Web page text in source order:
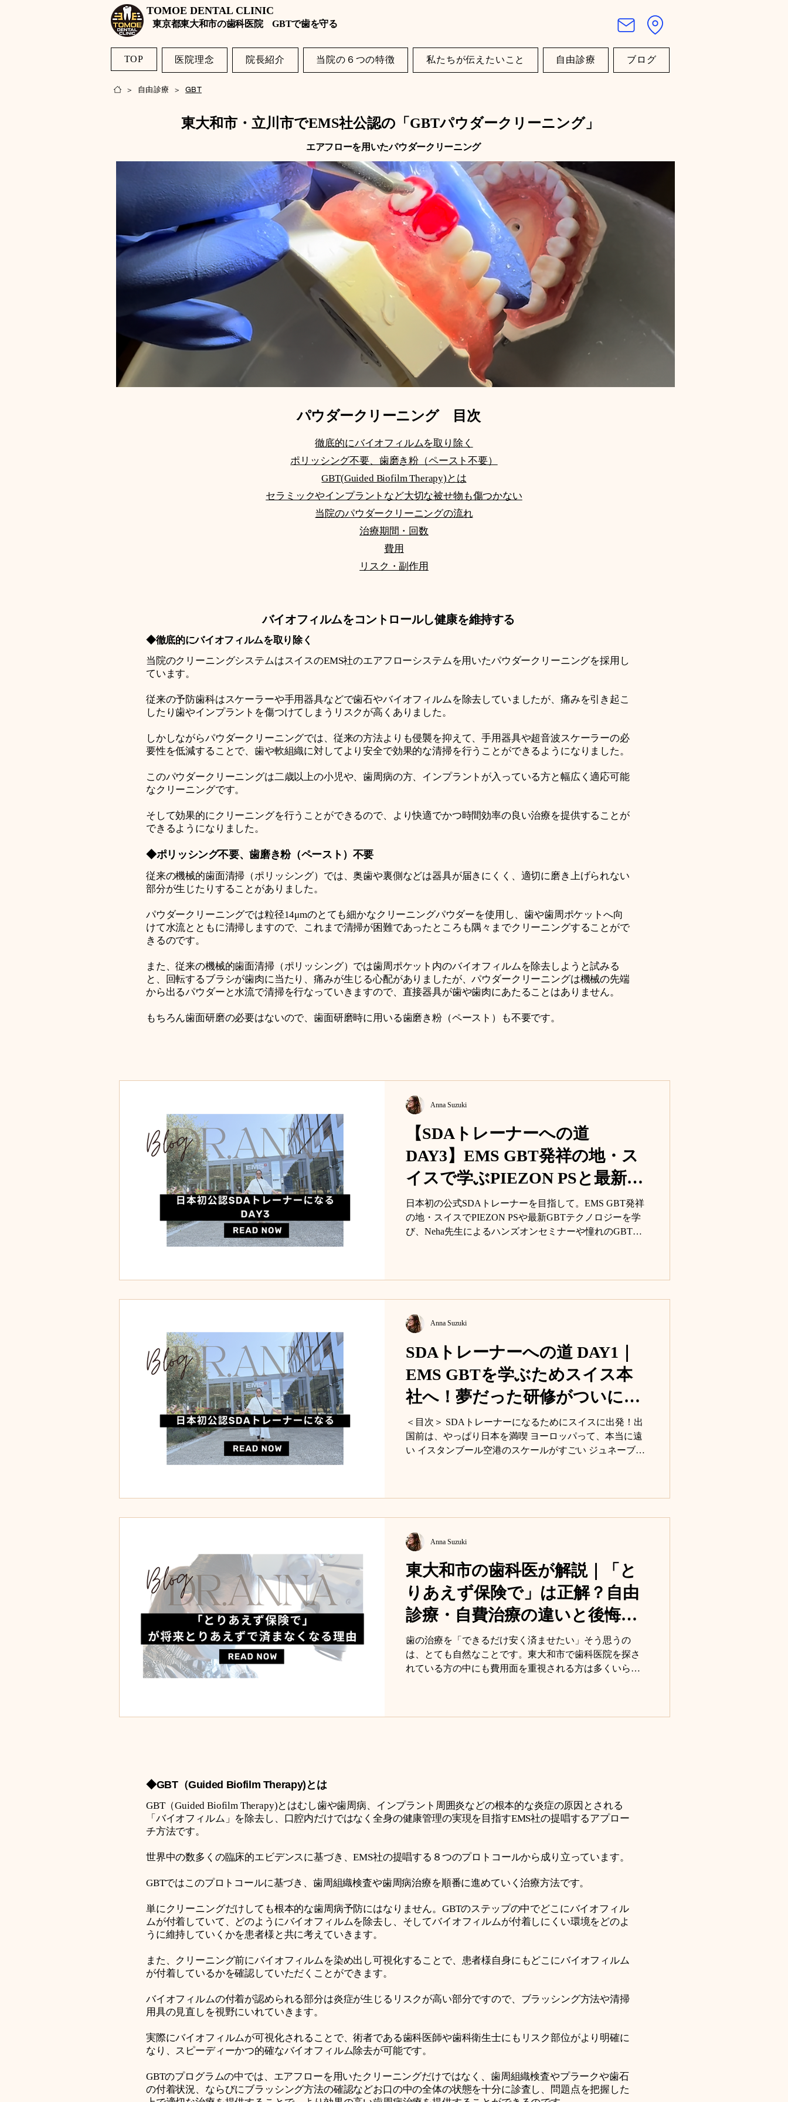
TOMOE DENTAL CLINIC
​東京都東大和市の歯科医院 GBTで歯を守る
TOP 医院理念 院長紹介 当院の６つの特徴 私たちが伝えたいこと 自由診療 ブログ
< Back
東大和市・立川市でEMS社公認の「GBTパウダークリーニング」
エアフローを用いたパウダークリーニング
パウダークリーニング 目次
徹底的にバイオフィルムを取り除く
ポリッシング不要、歯磨き粉（ペースト不要）
GBT(Guided Biofilm Therapy)とは
​セラミックやインプラントなど大切な被せ物も傷つかない
当院のパウダークリーニングの流れ
治療期間・回数
費用
​リスク・副作用
バイオフィルムをコントロールし健康を維持する
◆徹底的にバイオフィルムを取り除く
当院のクリーニングシステムはスイスのEMS社のエアフローシステムを用いたパウダークリーニングを採用し
ています。
従来の予防歯科はスケーラーや手用器具などで歯石やバイオフィルムを除去していましたが、痛みを引き起こ
したり歯やインプラントを傷つけてしまうリスクが高くありました。
しかしながらパウダークリーニングでは、従来の方法よりも侵襲を抑えて、手用器具や超音波スケーラーの必
要性を低減することで、歯や軟組織に対してより安全で効果的な清掃を行うことができるようになりました。
このパウダークリーニングは二歳以上の小児や、歯周病の方、インプラントが入っている方と幅広く適応可能
なクリーニングです。
そして効果的にクリーニングを行うことができるので、より快適でかつ時間効率の良い治療を提供することが
できるようになりました。
◆ポリッシング不要、歯磨き粉（ペースト）不要
従来の機械的歯面清掃（ポリッシング）では、奥歯や裏側などは器具が届きにくく、適切に磨き上げられない
部分が生じたりすることがありました。
パウダークリーニングでは粒径14μmのとても細かなクリーニングパウダーを使用し、歯や歯周ポケットへ向
けて水流とともに清掃しますので、これまで清掃が困難であったところも隅々までクリーニングすることがで
きるのです。
また、従来の機械的歯面清掃（ポリッシング）では歯周ポケット内のバイオフィルムを除去しようと試みる
と、回転するブラシが歯肉に当たり、痛みが生じる心配がありましたが、パウダークリーニングは機械の先端
から出るパウダーと水流で清掃を行なっていきますので、直接器具が歯や歯肉にあたることはありません。
もちろん歯面研磨の必要はないので、歯面研磨時に用いる歯磨き粉（ペースト）も不要です。
【SDAトレーナーへの道
DAY3】EMS GBT発祥の地・ス
イスで学ぶPIEZON PSと最新
GBTマシーンテクノロジー
日本初の公式SDAトレーナーを目指して。EMS GBT発祥
の地・スイスでPIEZON PSや最新GBTテクノロジーを学
び、Neha先生によるハンズオンセミナーや憧れのGBT
Anna Suzuki
SDAトレーナーへの道 DAY1｜
EMS GBTを学ぶためスイス本
社へ！夢だった研修がついにス
タート
＜目次＞ SDAトレーナーになるためにスイスに出発！出
国前は、やっぱり日本を満喫 ヨーロッパって、本当に遠
い イスタンブール空港のスケールがすごい ジュネーブ到
グ スイスで活躍する歯科衛生士・Nanaさんの講義 スイス
ワイン、美味しすぎません？ 明日から、いよいよSDAト
レーニング こんにちは、アンナ先生です！ ついにこの日
がやってきました。昨年SDAトレーナー候補生として選
出していただき、 そして今年6月に東京で開催されたGBT
サミットでは、日本初のSDA（Swiss Dental Academy)トレ
ーナー候補生（卵）として みなさまの前でご紹介いただ
きました。 人生で「いつか行きたい」と思う場所はたく
さんあります。 でもこの場所だけは違いました。 「いつ
か」ではなく「必ず行く」と決めていた場所がありま
す。...
Anna Suzuki
東大和市の歯科医が解説｜「と
りあえず保険で」は正解？自由
診療・自費治療の違いと後悔し
ない選び方
歯の治療を「できるだけ安く済ませたい」そう思うの
は、とても自然なことです。東大和市で歯科医院を探さ
れている方の中にも費用面を重視される方は多くいらっ
Anna Suzuki
◆GBT（Guided Biofilm Therapy)とは
GBT（Guided Biofilm Therapy)とはむし歯や歯周病、インプラント周囲炎などの根本的な炎症の原因とされる
「バイオフィルム」を除去し、口腔内だけではなく全身の健康管理の実現を目指すEMS社の提唱するアプロー
チ方法です。
世界中の数多くの臨床的エビデンスに基づき、EMS社の提唱する８つのプロトコールから成り立っています。
GBTではこのプロトコールに基づき、歯周組織検査や歯周病治療を順番に進めていく治療方法です。
単にクリーニングだけしても根本的な歯周病予防にはなりません。GBTのステップの中でどこにバイオフィル
ムが付着していて、どのようにバイオフィルムを除去し、そしてバイオフィルムが付着しにくい環境をどのよ
うに維持していくかを患者様と共に考えていきます。
また、クリーニング前にバイオフィルムを染め出し可視化することで、患者様自身にもどこにバイオフィルム
が付着しているかを確認していただくことができます。
バイオフィルムの付着が認められる部分は炎症が生じるリスクが高い部分ですので、ブラッシング方法や清掃
用具の見直しを視野にいれていきます。
実際にバイオフィルムが可視化されることで、術者である歯科医師や歯科衛生士にもリスク部位がより明確に
なり、スピーディーかつ的確なバイオフィルム除去が可能です。
GBTのプログラムの中では、エアフローを用いたクリーニングだけではなく、歯周組織検査やプラークや歯石
の付着状況、ならびにブラッシング方法の確認などお口の中の全体の状態を十分に診査し、問題点を把握した
> 自由診療 > GBT